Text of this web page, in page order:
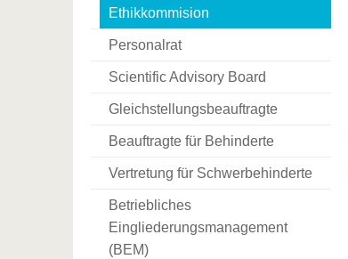
Ethikkommision
Personalrat
Scientific Advisory Board
Gleichstellungsbeauftragte
Beauftragte für Behinderte
Vertretung für Schwerbehinderte
Betriebliches
Eingliederungsmanagement
(BEM)